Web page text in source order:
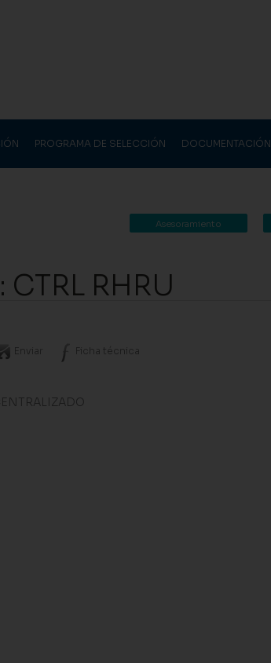
PROGRAMA DE SELECCIÓN DOCUMENTACIÓN
Asesoramiento
RHRU
Enviar Ficha técnica